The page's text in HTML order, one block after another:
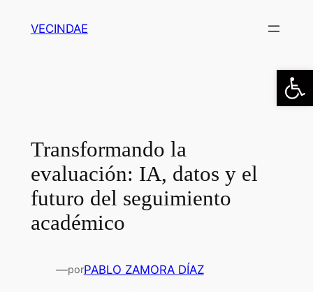
VECINDAE
Transformando la
evaluación: IA, datos y el
futuro del seguimiento
académico
—porPABLO ZAMORA DÍAZ
Abrir